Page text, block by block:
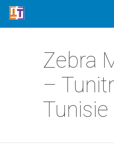
Zebra
–
Tunisie